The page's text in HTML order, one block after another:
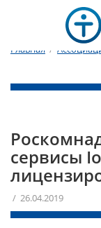
Главная /
сервисы
/ 26.04.2019